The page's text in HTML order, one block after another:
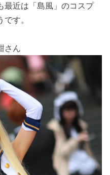
最近は「島風」のコスプ
す。
さん